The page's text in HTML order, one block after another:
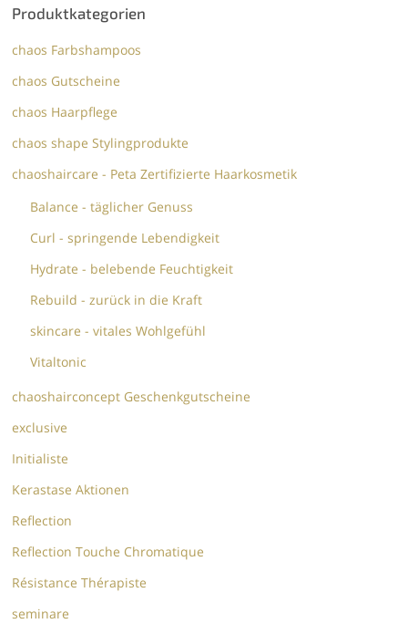
Produktkategorien
chaos Farbshampoos
chaos Gutscheine
chaos Haarpflege
chaos shape Stylingprodukte
chaoshaircare - Peta Zertifizierte Haarkosmetik
Balance - täglicher Genuss
Curl - springende Lebendigkeit
Hydrate - belebende Feuchtigkeit
Rebuild - zurück in die Kraft
skincare - vitales Wohlgefühl
Vitaltonic
chaoshairconcept Geschenkgutscheine
exclusive
Initialiste
Kerastase Aktionen
Reflection
Reflection Touche Chromatique
Résistance Thérapiste
seminare